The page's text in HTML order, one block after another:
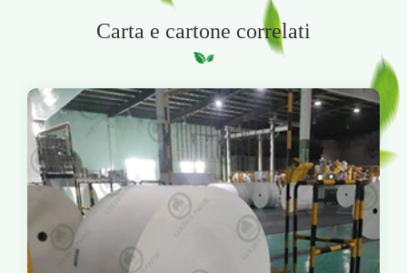
Carta e cartone correlati